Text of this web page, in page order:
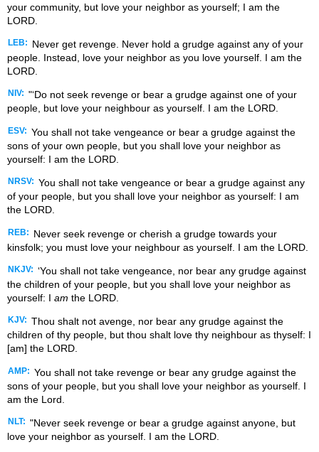
your community, but love your neighbor as yourself; I am the
LORD.
LEB:
Never get revenge. Never hold a grudge against any of your
people. Instead, love your neighbor as you love yourself. I am the
LORD.
NIV: "‘Do not seek revenge or bear a grudge against one of your
people, but love your neighbour as yourself. I am the LORD.
ESV: You shall not take vengeance or bear a grudge against the
sons of your own people, but you shall love your neighbor as
yourself: I am the LORD.
NRSV: You shall not take vengeance or bear a grudge against any
of your people, but you shall love your neighbor as yourself: I am
the LORD.
REB:
Never seek revenge or cherish a grudge towards your
kinsfolk; you must love your neighbour as yourself. I am the LORD.
NKJV: ‘You shall not take vengeance, nor bear any grudge against
the children of your people, but you shall love your neighbor as
yourself: I am the LORD.
KJV: Thou shalt not avenge, nor bear any grudge against the
children of thy people, but thou shalt love thy neighbour as thyself: I
[am] the LORD.
AMP: You shall not take revenge or bear any grudge against the
sons of your people, but you shall love your neighbor as yourself. I
am the Lord.
NLT: "Never seek revenge or bear a grudge against anyone, but
love your neighbor as yourself. I am the LORD.